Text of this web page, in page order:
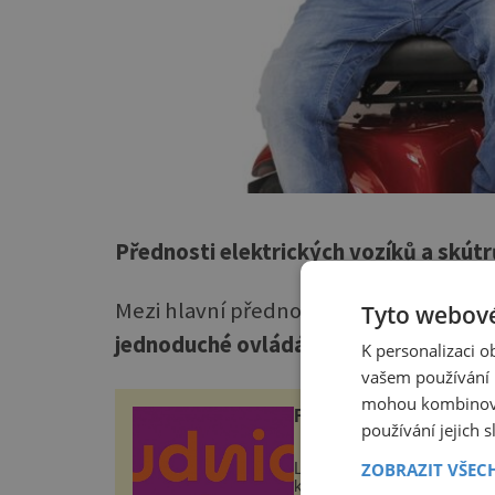
Přednosti elektrických vozíků a
Mezi hlavní přednosti elektrických
jednoduché ovládání
velmi snadná
ROUDNICKÉ
Letos poprvé podle nového
konceptu – přímo v
Tyto
K personalizaci
vašem
mohou
používání jejich
ZOBRAZIT